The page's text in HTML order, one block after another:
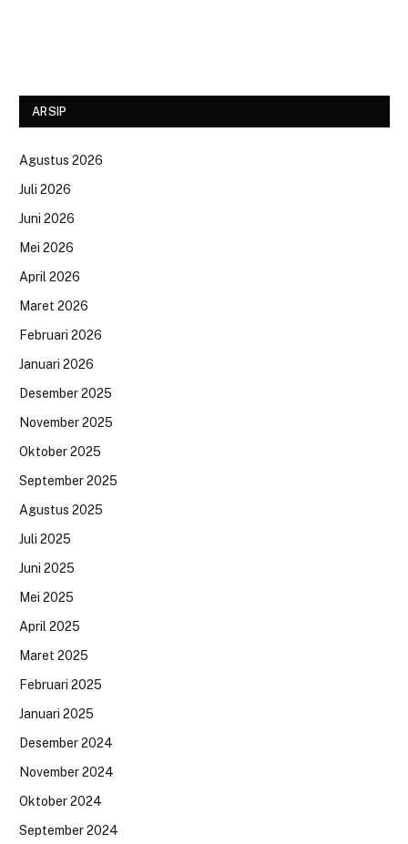
ARSIP
Agustus 2026
Juli 2026
Juni 2026
Mei 2026
April 2026
Maret 2026
Februari 2026
Januari 2026
Desember 2025
November 2025
Oktober 2025
September 2025
Agustus 2025
Juli 2025
Juni 2025
Mei 2025
April 2025
Maret 2025
Februari 2025
Januari 2025
Desember 2024
November 2024
Oktober 2024
September 2024